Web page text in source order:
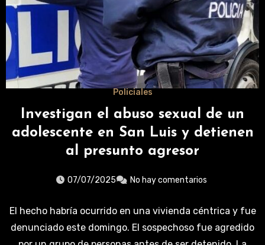
Policiales
Investigan el abuso sexual de un
adolescente en San Luis y detienen
al presunto agresor
07/07/2025 No hay comentarios
El hecho habría ocurrido en una vivienda céntrica y fue
denunciado este domingo. El sospechoso fue agredido